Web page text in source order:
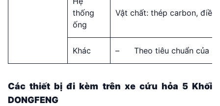
thống
ống
Vật chất: thép carbon, điều
Khác – Theo tiêu chuẩn của
Các thiết bị đi kèm trên xe cứu hỏa 5 Khối
DONGFENG